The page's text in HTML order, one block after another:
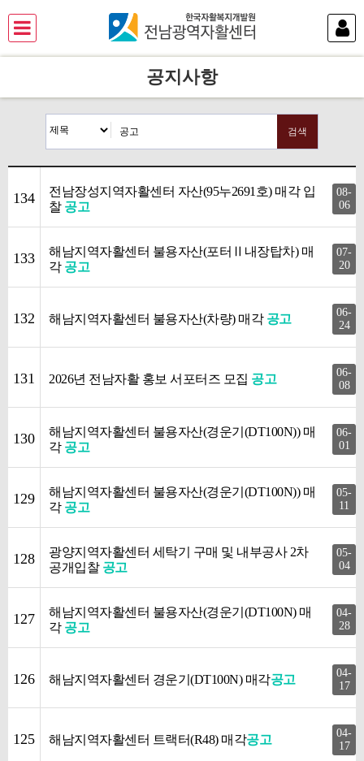
공지사항
검색
134
전남장성지역자활센터 자산(95누2691호) 매각 입
찰 공고
08-
06
133
해남지역자활센터 불용자산(포터Ⅱ내장탑차) 매
각 공고
07-
20
132 해남지역자활센터 불용자산(차량) 매각 공고
06-
24
131 2026년 전남자활 홍보 서포터즈 모집 공고
06-
08
130
해남지역자활센터 불용자산(경운기(DT100N)) 매
각 공고
06-
01
129
해남지역자활센터 불용자산(경운기(DT100N)) 매
각 공고
05-
11
128
광양지역자활센터 세탁기 구매 및 내부공사 2차
공개입찰 공고
05-
04
127
해남지역자활센터 불용자산(경운기(DT100N) 매
각 공고
04-
28
126 해남지역자활센터 경운기(DT100N) 매각공고
04-
17
125 해남지역자활센터 트랙터(R48) 매각공고
04-
17